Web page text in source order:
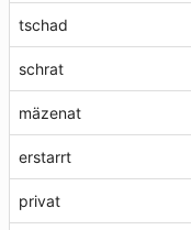
tschad
schrat
mäzenat
erstarrt
privat